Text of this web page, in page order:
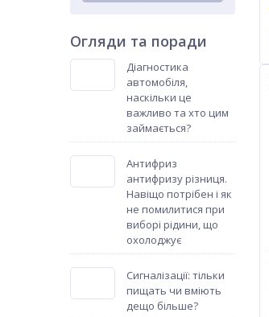
Огляди та поради
Діагностика
автомобіля,
наскільки це
важливо та хто цим
займається?
Антифриз
антифризу різниця.
Навіщо потрібен і як
не помилитися при
виборі рідини, що
охолоджує
Сигналізації: тільки
пищать чи вміють
дещо більше?